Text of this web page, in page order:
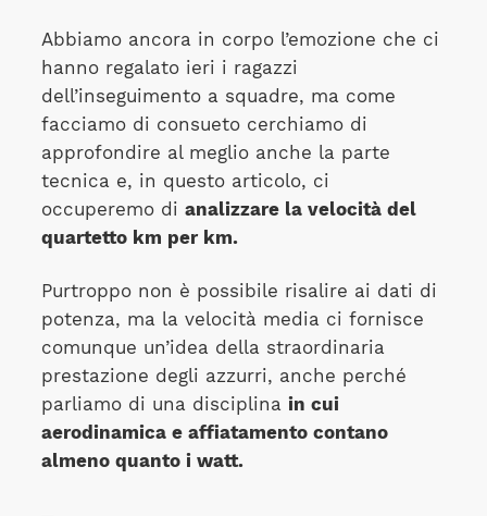
Abbiamo ancora in corpo l’emozione che ci
hanno regalato ieri i ragazzi
dell’inseguimento a squadre, ma come
facciamo di consueto cerchiamo di
approfondire al meglio anche la parte
tecnica e, in questo articolo, ci
occuperemo di analizzare la velocità del
quartetto km per km.
Purtroppo non è possibile risalire ai dati di
potenza, ma la velocità media ci fornisce
comunque un’idea della straordinaria
prestazione degli azzurri, anche perché
parliamo di una disciplina in cui
aerodinamica e affiatamento contano
almeno quanto i watt.